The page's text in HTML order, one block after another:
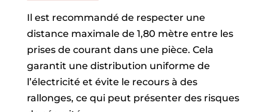
Il est recommandé de respecter une
distance maximale de 1,80 mètre entre les
prises de courant dans une pièce. Cela
garantit une distribution uniforme de
l’électricité et évite le recours à des
rallonges, ce qui peut présenter des risques